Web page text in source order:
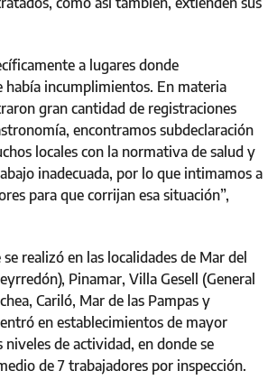
a lugares donde
había incumplimientos. En materia
gran cantidad de registraciones
encontramos subdeclaración
locales con la normativa de salud y
inadecuada, por lo que intimamos a
para que corrijan esa situación”,
realizó en las localidades de Mar del
Pinamar, Villa Gesell (General
Cariló, Mar de las Pampas y
en establecimientos de mayor
de actividad, en donde se
de 7 trabajadores por inspección.